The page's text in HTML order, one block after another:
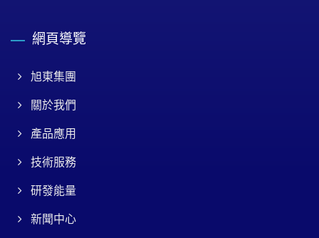
網頁導覽
旭東集團
關於我們
產品應用
技術服務
研發能量
新聞中心